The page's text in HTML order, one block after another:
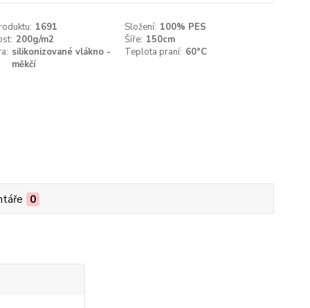
1691 Složení: 100% PES
200g/m2 Šíře: 150cm
silikonizované vlákno -
měkčí
Teplota praní: 60°C
0